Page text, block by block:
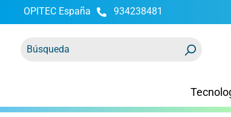
Saltar a la navegación principal
OPITEC España 934238481